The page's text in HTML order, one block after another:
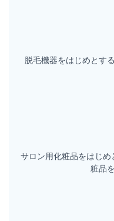
脱毛機器をはじめとす
サロン用化粧品をはじ
粧品